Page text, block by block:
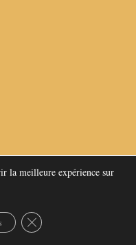
la meilleure expérience sur
Fermer la bannière des